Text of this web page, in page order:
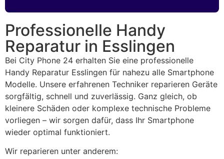
Professionelle Handy
Reparatur in Esslingen
Bei City Phone 24 erhalten Sie eine professionelle
Handy Reparatur Esslingen für nahezu alle Smartphone
Modelle. Unsere erfahrenen Techniker reparieren Geräte
sorgfältig, schnell und zuverlässig. Ganz gleich, ob
kleinere Schäden oder komplexe technische Probleme
vorliegen – wir sorgen dafür, dass Ihr Smartphone
wieder optimal funktioniert.
Wir reparieren unter anderem: